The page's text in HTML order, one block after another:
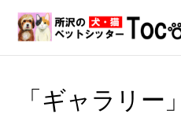
「ギャラリー